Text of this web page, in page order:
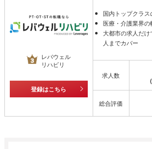
レバウェル
リハビリ
登録はこちら
国内トップクラス
医療・介護業界
大都市の求人だ
人までカバー
求人数
総合評価